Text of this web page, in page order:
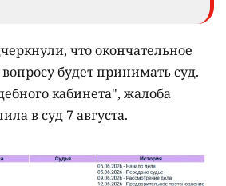
что окончательное
будет принимать суд.
кабинета", жалоба
в суд 7 августа.